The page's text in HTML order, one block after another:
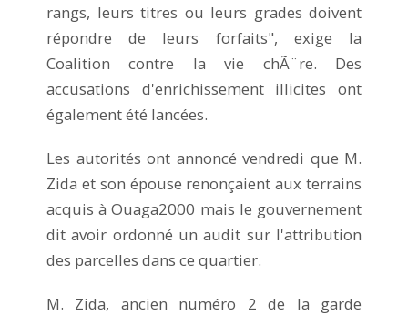
rangs, leurs titres ou leurs grades doivent
répondre de leurs forfaits", exige la
Coalition contre la vie chÃ¨re. Des
accusations d'enrichissement illicites ont
également été lancées.
Les autorités ont annoncé vendredi que M.
Zida et son épouse renonçaient aux terrains
acquis à Ouaga2000 mais le gouvernement
dit avoir ordonné un audit sur l'attribution
des parcelles dans ce quartier.
M. Zida, ancien numéro 2 de la garde